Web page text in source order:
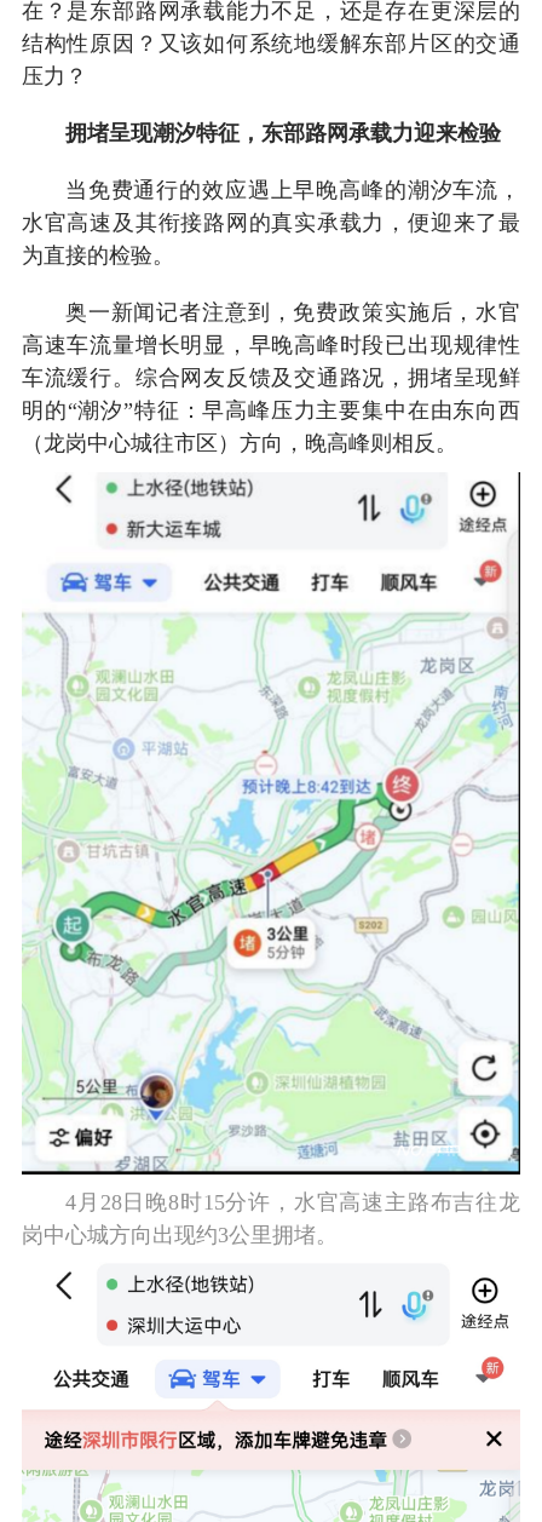
在？是东部路网承载能力不足，还是存在更深层的
结构性原因？又该如何系统地缓解东部片区的交通
压力？
拥堵呈现潮汐特征，东部路网承载力迎来检验
当免费通行的效应遇上早晚高峰的潮汐车流，
水官高速及其衔接路网的真实承载力，便迎来了最
为直接的检验。
奥一新闻记者注意到，免费政策实施后，水官
高速车流量增长明显，早晚高峰时段已出现规律性
车流缓行。综合网友反馈及交通路况，拥堵呈现鲜
明的“潮汐”特征：早高峰压力主要集中在由东向西
（龙岗中心城往市区）方向，晚高峰则相反。
4月28日晚8时15分许，水官高速主路布吉往龙
岗中心城方向出现约3公里拥堵。